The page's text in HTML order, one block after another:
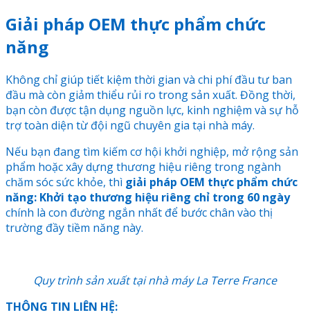
Giải pháp OEM thực phẩm chức
năng
Không chỉ giúp tiết kiệm thời gian và chi phí đầu tư ban
đầu mà còn giảm thiểu rủi ro trong sản xuất. Đồng thời,
bạn còn được tận dụng nguồn lực, kinh nghiệm và sự hỗ
trợ toàn diện từ đội ngũ chuyên gia tại nhà máy.
Nếu bạn đang tìm kiếm cơ hội khởi nghiệp, mở rộng sản
phẩm hoặc xây dựng thương hiệu riêng trong ngành
chăm sóc sức khỏe, thì giải pháp OEM thực phẩm chức
năng: Khởi tạo thương hiệu riêng chỉ trong 60 ngày
chính là con đường ngắn nhất để bước chân vào thị
trường đầy tiềm năng này.
Quy trình sản xuất tại nhà máy La Terre France
THÔNG TIN LIÊN HỆ: